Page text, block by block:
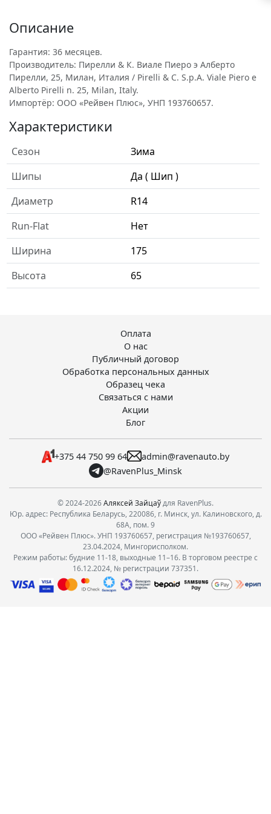
Описание
Гарантия: 36 месяцев.
Производитель: Пирелли & К. Виале Пиеро э Алберто
Пирелли, 25, Милан, Италия / Pirelli & C. S.p.A. Viale Piero e
Alberto Pirelli n. 25, Milan, Italy.
Импортёр: ООО «Рейвен Плюс», УНП 193760657.
Характеристики
Сезон
Зима
Шипы
Да ( Шип )
Диаметр
R14
Run-Flat
Нет
Ширина
175
Высота
65
Оплата
О нас
Публичный договор
Обработка персональных данных
Образец чека
Связаться с нами
Акции
Блог
+375 44 750 99 64
admin@ravenauto.by
@RavenPlus_Minsk
© 2024-2026Аляксей Зайцаўдля RavenPlus.
Юр. адрес: Республика Беларусь, 220086, г. Минск, ул. Калиновского, д.
68А, пом. 9
ООО «Рейвен Плюс». УНП 193760657, регистрация №193760657,
23.04.2024, Мингорисполком.
Режим работы: будние 11-18, выходные 11–16. В торговом реестре с
16.12.2024, № регистрации 737351.